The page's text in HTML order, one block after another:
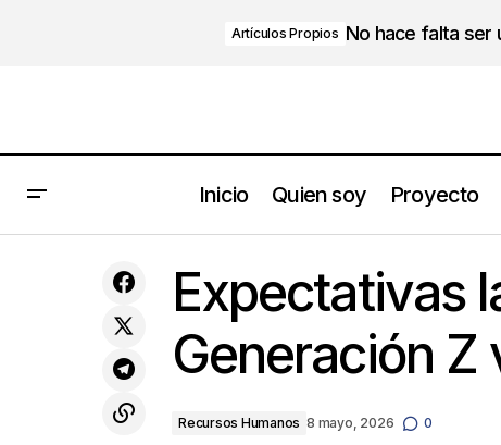
Artículos Propios No hace falta ser
Inicio Quien soy Proyecto
David Zurdo
Expectativas
Generación Z
Recursos Humanos 8 mayo, 2026 0